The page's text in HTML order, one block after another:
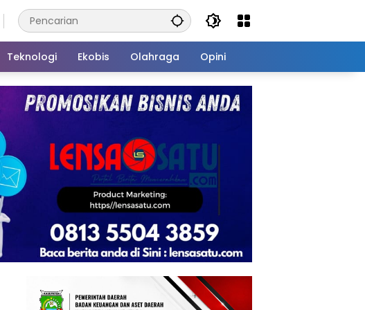
Teknologi Ekobis Olahraga Opini